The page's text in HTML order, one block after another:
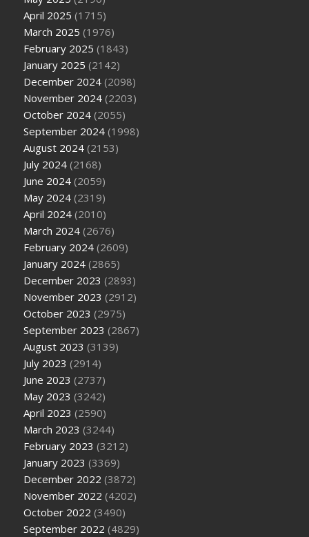
April 2025 (1715)
March 2025 (1976)
February 2025 (1843)
January 2025 (2142)
December 2024 (2098)
November 2024 (2203)
October 2024 (2055)
September 2024 (1998)
August 2024 (2153)
July 2024 (2168)
June 2024 (2059)
May 2024 (2319)
April 2024 (2010)
March 2024 (2676)
February 2024 (2609)
January 2024 (2865)
December 2023 (2893)
November 2023 (2912)
October 2023 (2975)
September 2023 (2867)
August 2023 (3139)
July 2023 (2914)
June 2023 (2737)
May 2023 (3242)
April 2023 (2590)
March 2023 (3244)
February 2023 (3212)
January 2023 (3369)
December 2022 (3872)
November 2022 (4202)
October 2022 (3490)
September 2022 (4829)